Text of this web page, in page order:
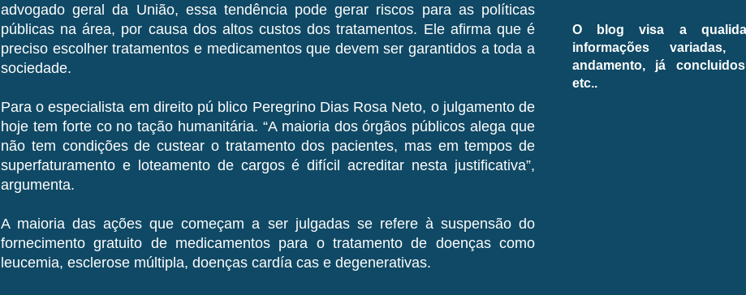
advogado geral da União, essa tendência pode gerar riscos para as políticas
públicas na área, por causa dos altos custos dos tratamentos. Ele afirma que é
preciso escolher tratamentos e medicamentos que devem ser garantidos a toda a
sociedade.
Para o especialista em direito pú blico Peregrino Dias Rosa Neto, o julgamento de
hoje tem forte co no tação humanitária. “A maioria dos órgãos públicos alega que
não tem condições de custear o tratamento dos pacientes, mas em tempos de
superfaturamento e loteamento de cargos é difícil acreditar nesta justificativa”,
argumenta.
A maioria das ações que começam a ser julgadas se refere à suspensão do
fornecimento gratuito de medicamentos para o tratamento de doenças como
leucemia, esclerose múltipla, doenças cardía cas e degenerativas.
O blog visa a
informações
andamento, já
etc..